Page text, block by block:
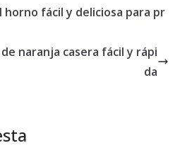
horno fácil y deliciosa para pr
naranja casera fácil y rápi
da